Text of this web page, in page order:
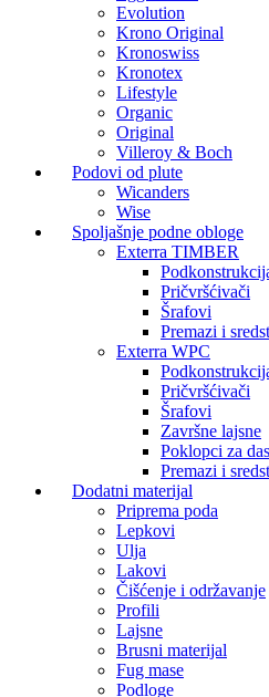
Evolution
Krono Original
Kronoswiss
Kronotex
Lifestyle
Organic
Original
Villeroy & Boch
Podovi od plute
Wicanders
Wise
Spoljašnje podne obloge
Exterra TIMBER
Pričvršćivači
Šrafovi
Premazi i
Exterra WPC
Pričvršćivači
Šrafovi
Završne lajsne
Poklopci za
Premazi i
Dodatni materijal
Priprema poda
Lepkovi
Ulja
Lakovi
Čišćenje i održavanje
Profili
Lajsne
Brusni materijal
Fug mase
Podloge